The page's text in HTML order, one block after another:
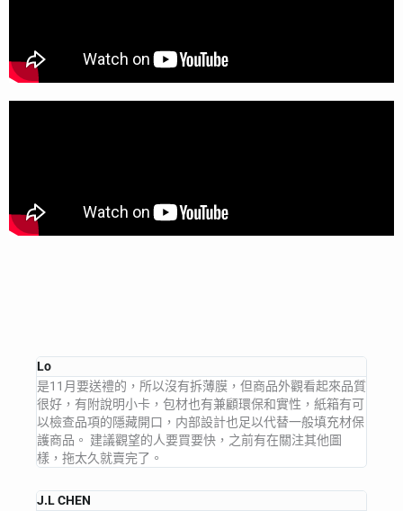
Lo
是11月要送禮的，所以沒有拆薄膜，但商品外觀看起來品質
很好，有附說明小卡，包材也有兼顧環保和實性，紙箱有可
以檢查品項的隱藏開口，内部設計也足以代替一般填充材保
護商品。 建議觀望的人要買要快，之前有在關注其他圖
樣，拖太久就賣完了。
J.L CHEN